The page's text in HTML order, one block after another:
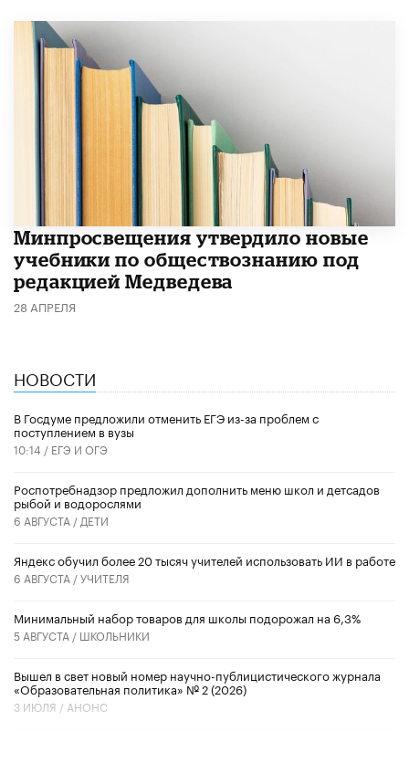
Минпросвещения утвердило новые
учебники по обществознанию под
редакцией Медведева
28 АПРЕЛЯ
НОВОСТИ
В Госдуме предложили отменить ЕГЭ из-за проблем с
поступлением в вузы
10:14 / ЕГЭ И ОГЭ
Роспотребнадзор предложил дополнить меню школ и детсадов
рыбой и водорослями
6 АВГУСТА / ДЕТИ
​Яндекс обучил более 20 тысяч учителей использовать ИИ в работе
6 АВГУСТА /УЧИТЕЛЯ
Минимальный набор товаров для школы подорожал на 6,3%
5 АВГУСТА / ШКОЛЬНИКИ
Вышел в свет новый номер научно-публицистического журнала
«Образовательная политика» № 2 (2026)
3 ИЮЛЯ / АНОНС